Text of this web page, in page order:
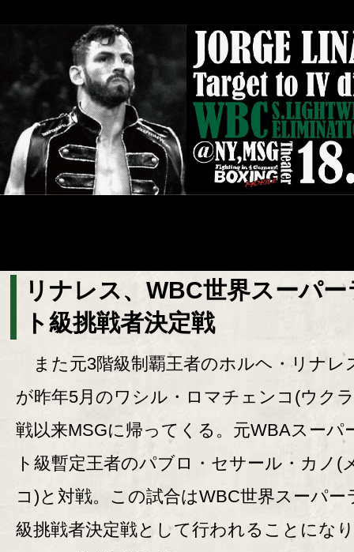
リナレス、WBC世界スーパー
ト級挑戦者決定戦
また元3階級制覇王者のホルヘ・リナレ
が昨年5月のワシル・ロマチェンコ(ウク
戦以来MSGに帰ってくる。元WBAスーパ
ト級暫定王者のパブロ・セサール・カノ(
コ)と対戦。この試合はWBC世界スーパー
級挑戦者決定戦として行われることにな